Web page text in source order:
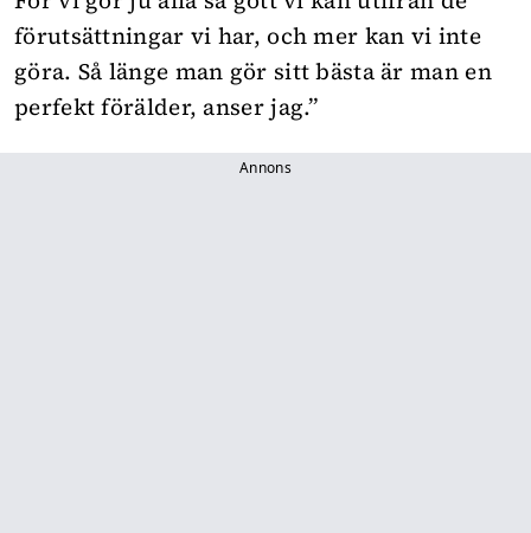
förutsättningar vi har, och mer kan vi inte
göra. Så länge man gör sitt bästa är man en
perfekt förälder, anser jag.”
Annons